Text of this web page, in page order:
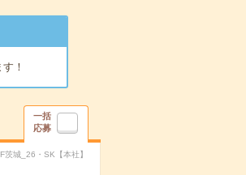
！
一括
応募
茨城_26・SK【本社】